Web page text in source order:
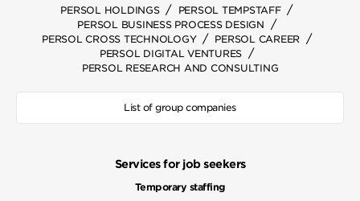
PERSOL HOLDINGS / PERSOL TEMPSTAFF /
PERSOL BUSINESS PROCESS DESIGN /
PERSOL CROSS TECHNOLOGY / PERSOL CAREER /
PERSOL DIGITAL VENTURES /
PERSOL RESEARCH AND CONSULTING
List of group companies
Services for job seekers
Temporary staffing